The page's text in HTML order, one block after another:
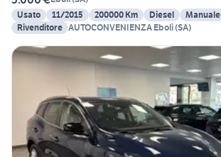
Usato
11/2015 200000 Km Diesel Manuale
Rivenditore
AUTOCONVENIENZA Eboli (SA)